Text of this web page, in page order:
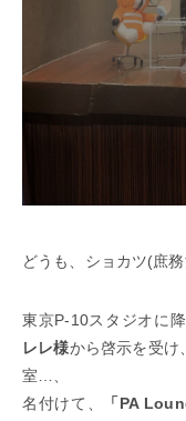
どうも、ショカツ(庶
東京P-10スタジオに
レレ様から啓示を受け
室…、
名付けて、
「PA